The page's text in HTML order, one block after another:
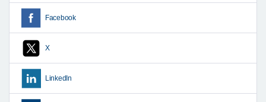
Facebook
X
LinkedIn